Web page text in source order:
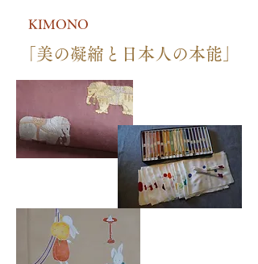
KIMONO
「美の凝縮と日本人の本能」